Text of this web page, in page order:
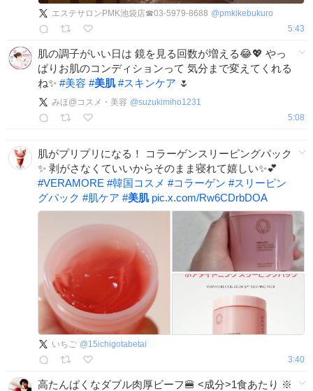
エステサロンPMK池袋店☎03-5979-8688 @pmkikebukuro
5:43
肌の調子がいい日は 鏡を見る回数が増える😂💖 やっ
ぱりお肌のコンディションって 気分まで変えてくれる
ね✨ #美容 #美肌 #スキンケア 🌷
みほ@コスメ・美容 @suzukimiho1231
5:08
肌がプリプリになる！ コラーゲンスリーピングパック
✨ 剥がさなくていいからそのまま寝れて嬉しい✨💕
#VERAMORE #韓国コスメ #コラーゲン #スリーピン
グパック #肌ケア #美肌 pic.x.com/Rw6CDrbDOA
いちご @15ichigotabetai
3:40
高たんぱくなダブル肉厚ビーフ🍔 <成分>1食あたり ※